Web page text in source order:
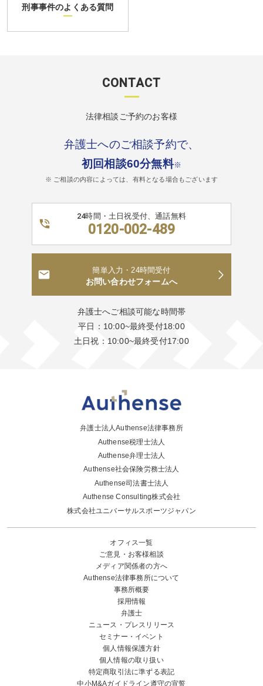
刑事事件のよくある質問
CONTACT
法律相談ご予約のお客様
弁護士へのご相談予約で、
初回相談60分無料※
※ ご相談の内容によっては、有料となる場合もございます
24時間・土日祝受付、通話無料
0120-002-489
簡単入力・24時間受付
お問い合わせフォームへ
弁護士へご相談可能な時間帯
平日：10:00~最終受付18:00
土日祝：10:00~最終受付17:00
弁護士法人Authense法律事務所
Authense税理士法人
Authense弁理士法人
Authense社会保険労務士法人
Authense司法書士法人
Authense Consulting株式会社
株式会社ユニバーサルスポーツジャパン
オフィス一覧
ご意見・お客様相談
メディア関係者の方へ
Authense法律事務所について
事務所概要
採用情報
弁護士
ニュース・プレスリリース
セミナー・イベント
個人情報保護方針
個人情報の取り扱い
特定商取引法に準ずる表記
中小M&Aガイドライン遵守の宣誓